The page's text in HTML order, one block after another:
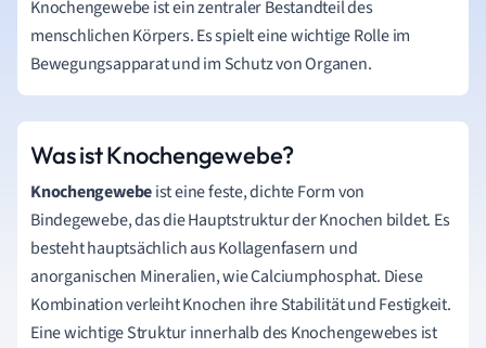
Knochengewebe ist ein zentraler Bestandteil des
menschlichen Körpers. Es spielt eine wichtige Rolle im
Bewegungsapparat und im Schutz von Organen.
Was ist Knochengewebe?
Knochengewebeist eine feste, dichte Form von
Bindegewebe, das die Hauptstruktur der Knochen bildet. Es
besteht hauptsächlich aus Kollagenfasern und
anorganischen Mineralien, wie Calciumphosphat. Diese
Kombination verleiht Knochen ihre Stabilität und Festigkeit.
Eine wichtige Struktur innerhalb des Knochengewebes ist